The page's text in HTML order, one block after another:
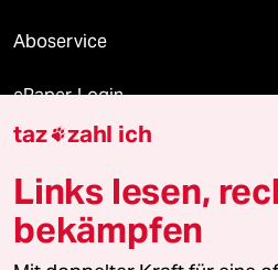
Aboservice
ePaper Login
Downloads für Abonnierende
© 2026 taz Verlags und Vertriebs
taz zahl ich
Links lesen,
bekämpfen